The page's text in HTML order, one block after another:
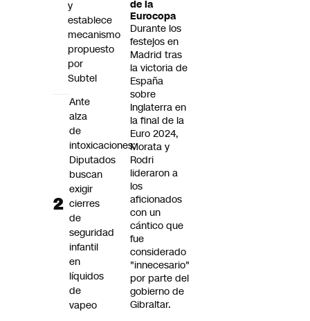
de la
Eurocopa
Durante los
festejos en
Madrid tras
la victoria de
España
sobre
Inglaterra en
la final de la
Euro 2024,
Morata y
Rodri
lideraron a
los
aficionados
con un
cántico que
fue
considerado
"innecesario"
por parte del
gobierno de
Gibraltar.
y
establece
mecanismo
propuesto
por
Subtel
Ante
alza
de
intoxicaciones:
Diputados
buscan
exigir
cierres
de
seguridad
infantil
en
líquidos
de
vapeo